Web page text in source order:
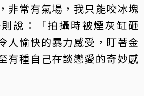
非常有氣場，我只能咬冰塊
說：「拍攝時被煙灰缸砸
人愉快的暴力感受，盯著金
有種自己在談戀愛的奇妙感